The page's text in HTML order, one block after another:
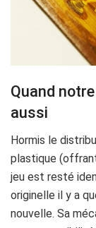
Quand
aussi
Hormis le
plastique
jeu est resté
originelle il y a
nouvelle. Sa